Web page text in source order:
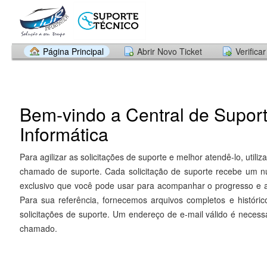
Página Principal Abrir Novo Ticket
Bem-vindo a Central de
Informática
Para agilizar as solicitações de suporte e melhor atendê-lo,
chamado de suporte. Cada solicitação de suporte recebe um
exclusivo que você pode usar para acompanhar o progresso e
Para sua referência, fornecemos arquivos completos e
solicitações de suporte. Um endereço de e-mail válido é
chamado.